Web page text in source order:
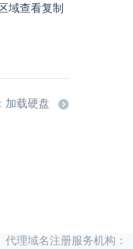
域查看复制
加载硬盘
代理域名注册服务机构：